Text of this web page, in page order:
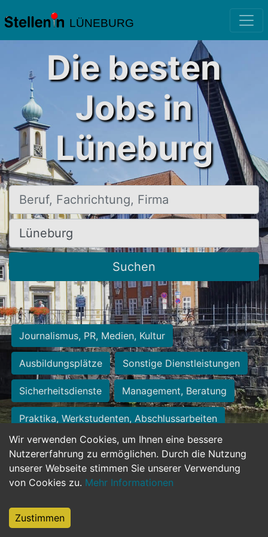
LÜNEBURG
Wir verwenden Cookies, um Ihnen eine bessere
Nutzererfahrung zu ermöglichen. Durch die Nutzung
unserer Webseite stimmen Sie unserer Verwendung
von Cookies zu. Mehr Informationen
Zustimmen
Die besten
Jobs in
Lüneburg
Beruf, Fachrichtung, Firma
Ort, Stadt
Suchen
Journalismus, PR, Medien, Kultur
Ausbildungsplätze Sonstige Dienstleistungen
Sicherheitsdienste Management, Beratung
Praktika, Werkstudenten, Abschlussarbeiten
Personalwesen Assistenz, Sekretariat
Hilfskräfte, Aushilfs- und Nebenjobs
Weiterbildung, Studium, duale Ausbildung